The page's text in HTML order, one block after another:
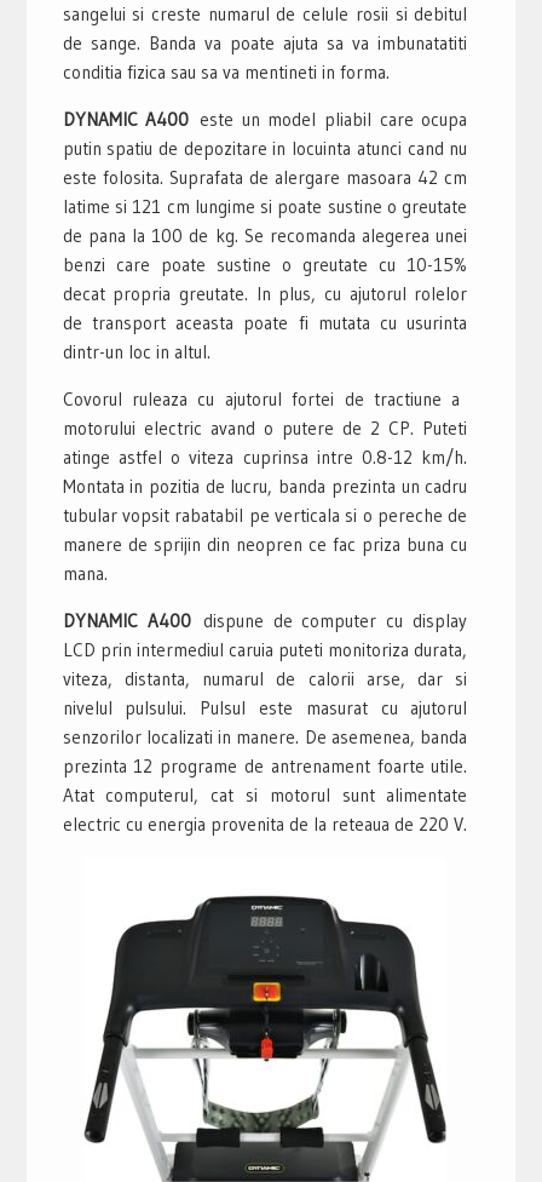
sangelui si creste numarul de celule rosii si debitul
de sange. Banda va poate ajuta sa va imbunatatiti
conditia fizica sau sa va mentineti in forma.
DYNAMIC A400 este un model pliabil care ocupa
putin spatiu de depozitare in locuinta atunci cand nu
este folosita. Suprafata de alergare masoara 42 cm
latime si 121 cm lungime si poate sustine o greutate
de pana la 100 de kg. Se recomanda alegerea unei
benzi care poate sustine o greutate cu 10-15%
decat propria greutate. In plus, cu ajutorul rolelor
de transport aceasta poate fi mutata cu usurinta
dintr-un loc in altul.
Covorul ruleaza cu ajutorul fortei de tractiune a
motorului electric avand o putere de 2 CP. Puteti
atinge astfel o viteza cuprinsa intre 0.8-12 km/h.
Montata in pozitia de lucru, banda prezinta un cadru
tubular vopsit rabatabil pe verticala si o pereche de
manere de sprijin din neopren ce fac priza buna cu
mana.
DYNAMIC A400 dispune de computer cu display
LCD prin intermediul caruia puteti monitoriza durata,
viteza, distanta, numarul de calorii arse, dar si
nivelul pulsului. Pulsul este masurat cu ajutorul
senzorilor localizati in manere. De asemenea, banda
prezinta 12 programe de antrenament foarte utile.
Atat computerul, cat si motorul sunt alimentate
electric cu energia provenita de la reteaua de 220 V.